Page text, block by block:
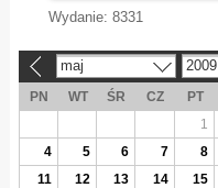
Wydanie: 8331
maj 2009
PN WT ŚR CZ PT
1
4
5 6 7 8
11
12 13 14 15